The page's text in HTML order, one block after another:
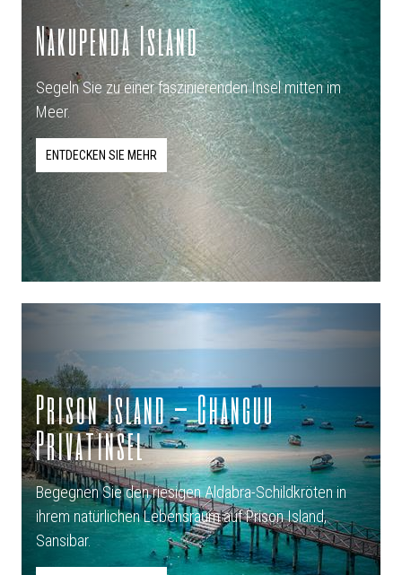
Nakupenda Island
Segeln Sie zu einer faszinierenden Insel mitten im
Meer.
ENTDECKEN SIE MEHR
Prison Island – Changuu
Privatinsel
Begegnen Sie den riesigen Aldabra-Schildkröten in
ihrem natürlichen Lebensraum auf Prison Island,
Sansibar.